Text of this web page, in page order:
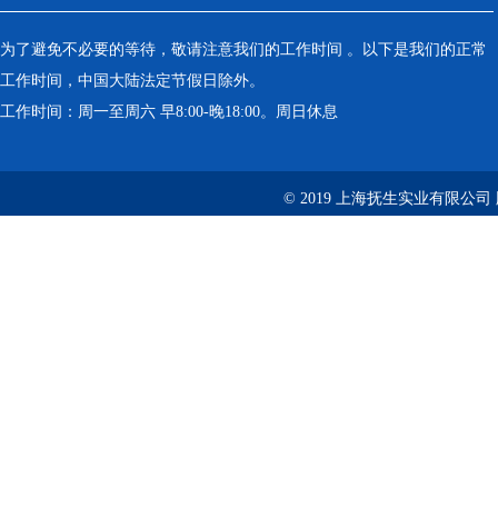
为了避免不必要的等待，敬请注意我们的工作时间 。以下是我们的正常
工作时间，中国大陆法定节假日除外。
工作时间：周一至周六 早8:00-晚18:00。周日休息
© 2019 上海抚生实业有限公司